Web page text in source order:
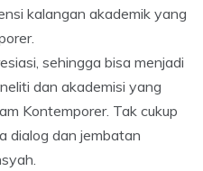
kalangan akademik yang
sehingga bisa menjadi
dan akademisi yang
Kontemporer. Tak cukup
dialog dan jembatan